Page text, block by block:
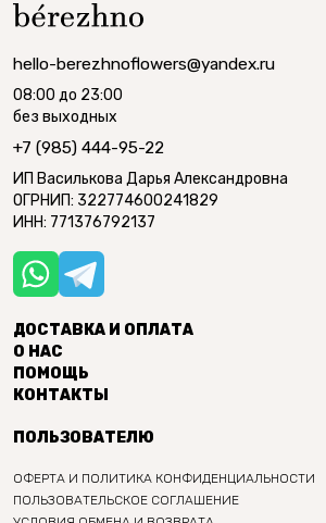
hello-berezhnoflowers@yandex.ru
08:00 до 23:00
без выходных
+7 (985) 444-95-22
ИП Василькова Дарья Александровна
ОГРНИП: 322774600241829
ИНН: 771376792137
ДОСТАВКА И ОПЛАТА
О НАС
ПОМОЩЬ
КОНТАКТЫ
ПОЛЬЗОВАТЕЛЮ
ОФЕРТА И ПОЛИТИКА КОНФИДЕНЦИАЛЬНОСТИ
ПОЛЬЗОВАТЕЛЬСКОЕ СОГЛАШЕНИЕ